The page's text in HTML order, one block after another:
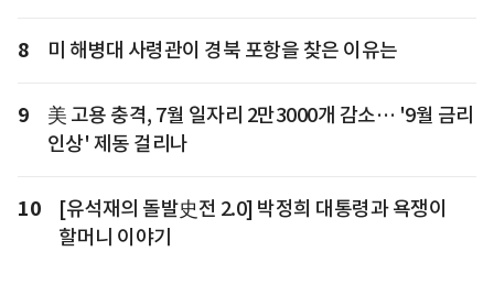
8 미 해병대 사령관이 경북 포항을 찾은 이유는
9
美 고용 충격, 7월 일자리 2만3000개 감소… '9월 금리
인상' 제동 걸리나
10
[유석재의 돌발史전 2.0] 박정희 대통령과 욕쟁이
할머니 이야기